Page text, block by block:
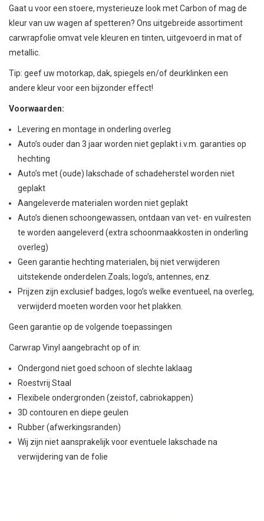
Gaat u voor een stoere, mysterieuze look met Carbon of mag de
kleur van uw wagen af spetteren? Ons uitgebreide assortiment
carwrapfolie omvat vele kleuren en tinten, uitgevoerd in mat of
metallic.
Tip: geef uw motorkap, dak, spiegels en/of deurklinken een
andere kleur voor een bijzonder effect!
Voorwaarden:
Levering en montage in onderling overleg
Auto’s ouder dan 3 jaar worden niet geplakt i.v.m. garanties op
hechting
Auto’s met (oude) lakschade of schadeherstel worden niet
geplakt
Aangeleverde materialen worden niet geplakt
Auto’s dienen schoongewassen, ontdaan van vet- en vuilresten
te worden aangeleverd (extra schoonmaakkosten in onderling
overleg)
Geen garantie hechting materialen, bij niet verwijderen
uitstekende onderdelen.Zoals; logo’s, antennes, enz.
Prijzen zijn exclusief badges, logo’s welke eventueel, na overleg,
verwijderd moeten worden voor het plakken.
Geen garantie op de volgende toepassingen
Carwrap Vinyl aangebracht op of in:
Ondergond niet goed schoon of slechte laklaag
Roestvrij Staal
Flexibele ondergronden (zeistof, cabriokappen)
3D contouren en diepe geulen
Rubber (afwerkingsranden)
Wij zijn niet aansprakelijk voor eventuele lakschade na
verwijdering van de folie